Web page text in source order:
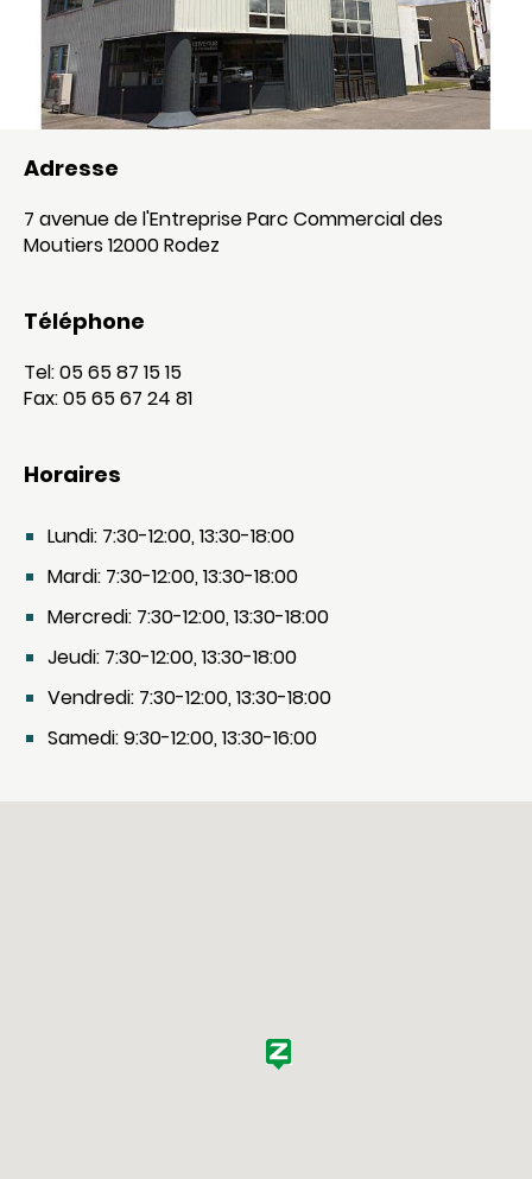
Adresse
7 avenue de l'Entreprise Parc Commercial des
Moutiers 12000 Rodez
Téléphone
Tel: 05 65 87 15 15
Fax: 05 65 67 24 81
Horaires
Lundi: 7:30-12:00, 13:30-18:00
Mardi: 7:30-12:00, 13:30-18:00
Mercredi: 7:30-12:00, 13:30-18:00
Jeudi: 7:30-12:00, 13:30-18:00
Vendredi: 7:30-12:00, 13:30-18:00
Samedi: 9:30-12:00, 13:30-16:00